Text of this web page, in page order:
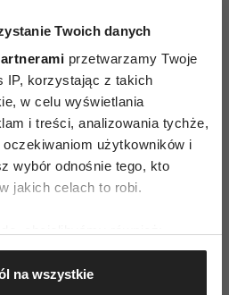
Twoich danych
przetwarzamy Twoje
IP, korzystając z takich
w celu wyświetlania
i treści, analizowania tychże,
użytkowników i
wybór odnośnie tego, kto
jakich celach to robi.
Twojej lokalizacji
nawet do kilku metrów
na wszystkie
to okrągły),
na sconesy nie
skrawków i ponownie
babcia świetnego szefa
– Jamesa
na blaszce wyłożonej
do 200 stopni,
chcemy mieć błyszczące
pieczeniem posmarować